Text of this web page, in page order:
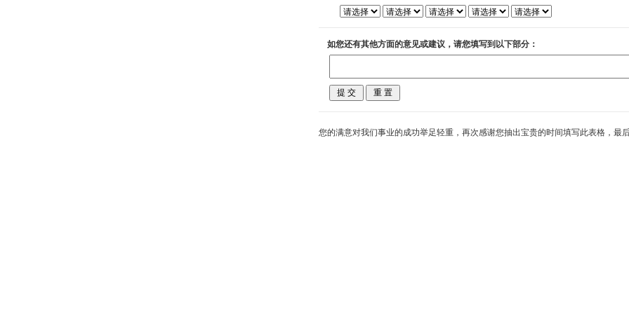
如您还有其他方面的意见或建议，请您填写到以下部分：
您的满意对我们事业的成功举足轻重，再次感谢您抽出宝贵的时间填写此表格，最